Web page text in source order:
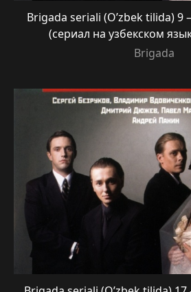
Brigada seriali (O’zbek tilida)
(сериал на узбекском
Brigada